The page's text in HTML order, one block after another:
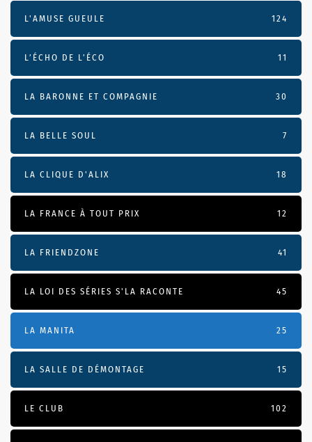
L'AMUSE GUEULE 124
L’ÉCHO DE L’ÉCO 11
LA BARONNE ET COMPAGNIE 30
LA BELLE SOUL 7
LA CLIQUE D'ALIX 18
LA FRANCE À TOUT PRIX 12
LA FRIENDZONE 41
LA LOI DES SÉRIES S'LA RACONTE 45
LA MANITA 25
LA SALLE DE DÉMONTAGE 15
LE CLUB 102